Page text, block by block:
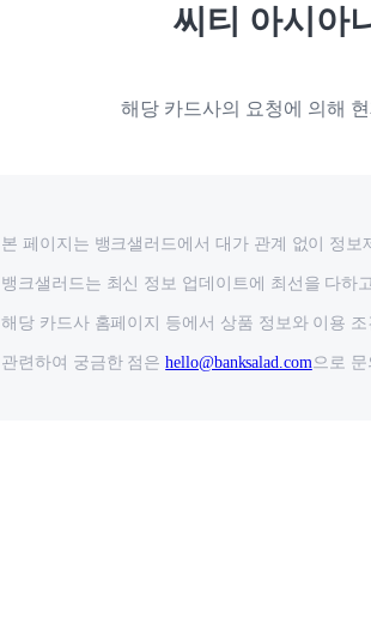
씨티 아시아
해당 카드사의 요청에 의해
본 페이지는 뱅크샐러드에서 대가 관계 없이 정
뱅크샐러드는 최신 정보 업데이트에 최선을 다하
해당 카드사 홈페이지 등에서 상품 정보와 이용
관련하여 궁금한 점은 hello@banksalad.com 으로 문